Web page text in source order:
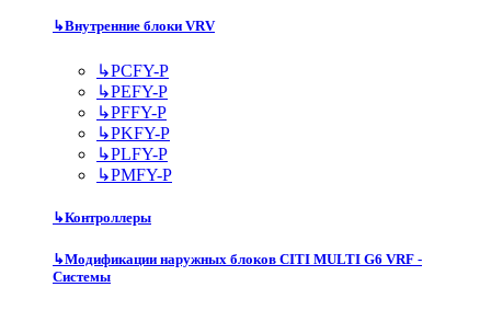
↳Внутренние блоки VRV
↳PCFY-P
↳PEFY-P
↳PFFY-P
↳PKFY-P
↳PLFY-P
↳PMFY-P
↳Контроллеры
↳Модификации наружных блоков CITI MULTI G6 VRF -
Системы